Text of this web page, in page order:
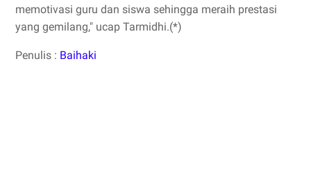
memotivasi guru dan siswa sehingga meraih prestasi
yang gemilang," ucap Tarmidhi.(*)
Penulis : Baihaki